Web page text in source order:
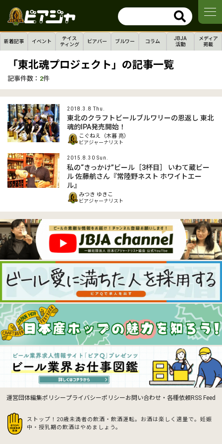
新着記事 イベント
テイス
ティング
ビアバー ブルワー コラム
JBJA
活動
メディア
掲載
「東北魂プロジェクト」の記事一覧
記事件数： 2件
2018.3.8 Thu.
東北のクラフトビールブルワリーの恩返し 東北
魂的IPA発売開始！
こぐねえ（木暮 亮）
ビアジャーナリスト
2015.8.30 Sun.
私の“きっかけ”ビール［3杯目］ いわて蔵ビー
ル 佐藤航さん『常陸野ネスト ホワイトエー
ル』
みつき ゆきこ
ビアジャーナリスト
運営団体編集ポリシープライバシーポリシーお問い合わせ・各種依頼RSS Feed
ストップ！20歳未満者の飲酒・飲酒運転。お酒は楽しく適量で。 妊娠
中・授乳期の飲酒はやめましょう。